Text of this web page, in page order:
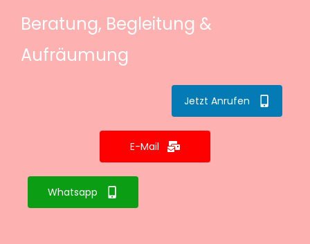
Beratung, Begleitung &
Aufräumung
Jetzt Anrufen
E-Mail
Whatsapp